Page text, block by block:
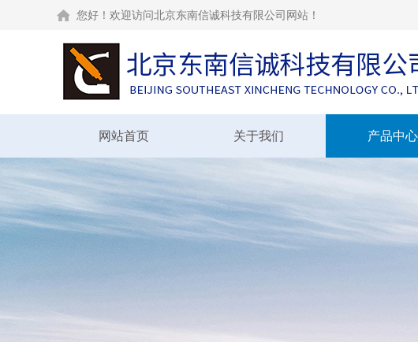
您好！欢迎访问北京东南信诚科技有限公司网站！
网站首页 关于我们 产品中心